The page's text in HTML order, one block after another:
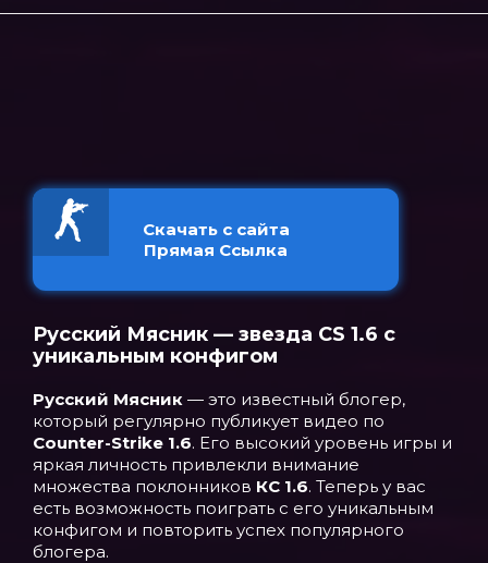
Скачать с сайта
Прямая Ссылка
Русский Мясник — звезда CS 1.6 с
уникальным конфигом
Русский Мясник — это известный блогер,
который регулярно публикует видео по
Counter-Strike 1.6. Его высокий уровень игры и
яркая личность привлекли внимание
множества поклонников КС 1.6. Теперь у вас
есть возможность поиграть с его уникальным
конфигом и повторить успех популярного
блогера.